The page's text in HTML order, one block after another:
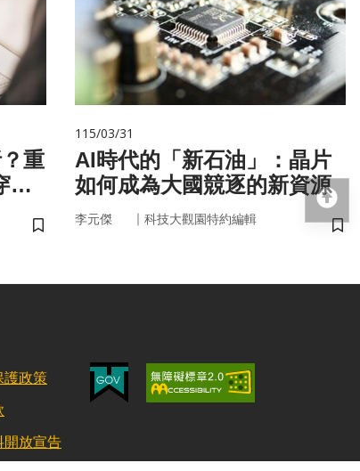
重
你
儲存書籤
115/03/31
AI時代的「新石油」：晶片
如何成為大國競逐的新資源
李元傑 ｜ 科技大觀園特約編輯
儲
護政策
開放宣告
回